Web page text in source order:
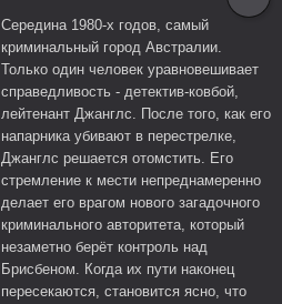
Середина 1980-х годов, самый
криминальный город Австралии.
Только один человек уравновешивает
справедливость - детектив-ковбой,
лейтенант Джанглс. После того, как его
напарника убивают в перестрелке,
Джанглс решается отомстить. Его
стремление к мести непреднамеренно
делает его врагом нового загадочного
криминального авторитета, который
незаметно берёт контроль над
Брисбеном. Когда их пути наконец
пересекаются, становится ясно, что